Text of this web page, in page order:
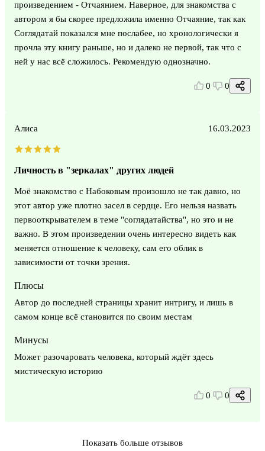
произведением - Отчаянием. Наверное, для знакомства с
автором я бы скорее предложила именно Отчаяние, так как
Соглядатай показался мне послабее, но хронологически я
прочла эту книгу раньше, но и далеко не первой, так что с
ней у нас всё сложилось. Рекомендую однозначно.
0 0
Алиса 16.03.2023
Личность в "зеркалах" других людей
Моё знакомство с Набоковым произошло не так давно, но
этот автор уже плотно засел в сердце. Его нельзя назвать
первооткрывателем в теме "соглядатайства", но это и не
важно. В этом произведении очень интересно видеть как
меняется отношение к человеку, сам его облик в
зависимости от точки зрения.
Плюсы
Автор до последней страницы хранит интригу, и лишь в
самом конце всё становится по своим местам
Минусы
Может разочаровать человека, который ждёт здесь
мистическую историю
0 0
Показать больше отзывов